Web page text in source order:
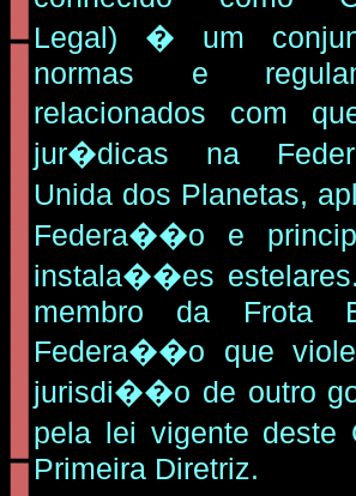
Legal) � um
normas e
relacionados com
jur�dicas na
Unida dos Planetas,
Federa��o e
instala��es
membro da Frota
Federa��o que
jurisdi��o de outro
pela lei vigente deste
Primeira Diretriz.